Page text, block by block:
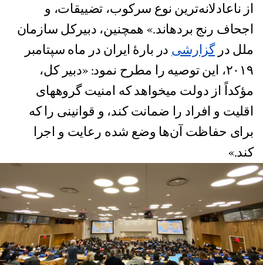
از ناعادلانه‌ترین نوع سرکوب، تضییقات، و
اجحاف رنج بردهاند.» همچنین، دبیرکل سازمان
ملل درگزارشی در بارۀ ایران در ماه سپتامبر
۲۰۱۹، این توصیه را مطرح نمود: «دبیر کل،
مؤکداً از دولت میخواهد که امنیت گروههای
اقلیت و افراد را ضمانت کند، و قوانینی را که
برای حفاظت آن‌ها وضع شده رعایت و اجرا
کند.»